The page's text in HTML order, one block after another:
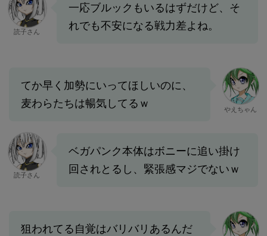
読子さん
一応ブルックもいるはずだけど、そ
れでも不安になる戦力差よね。
てか早く加勢にいってほしいのに、
麦わらたちは暢気してるｗ
やえちゃん
読子さん
ベガパンク本体はボニーに追い掛け
回されとるし、緊張感マジでないｗ
狙われてる自覚はバリバリあるんだ